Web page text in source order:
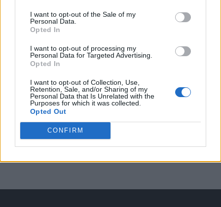
I want to opt-out of the Sale of my
Personal Data.
Opted In
I want to opt-out of processing my
Personal Data for Targeted Advertising.
Opted In
I want to opt-out of Collection, Use,
Retention, Sale, and/or Sharing of my
Personal Data that Is Unrelated with the
Purposes for which it was collected.
Opted Out
CONFIRM
Arhiva sondajelor
ad